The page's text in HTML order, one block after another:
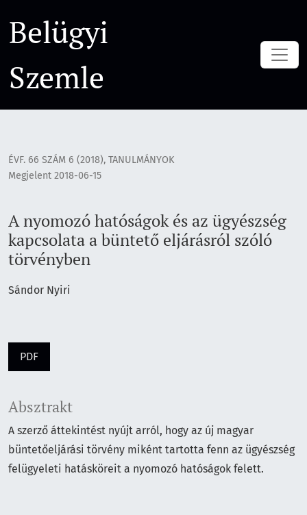
Belügyi
Szemle
ÉVF. 66 SZÁM 6 (2018), TANULMÁNYOK
A nyomozó hatóságok és az ügyészség
kapcsolata a büntető eljárásról szóló
törvényben
Megjelent 2018-06-15
Sándor Nyiri
PDF
Absztrakt
A szerző áttekintést nyújt arról, hogy az új magyar
büntetőeljárási törvény miként tartotta fenn az ügyészség
felügyeleti hatásköreit a nyomozó hatóságok felett.